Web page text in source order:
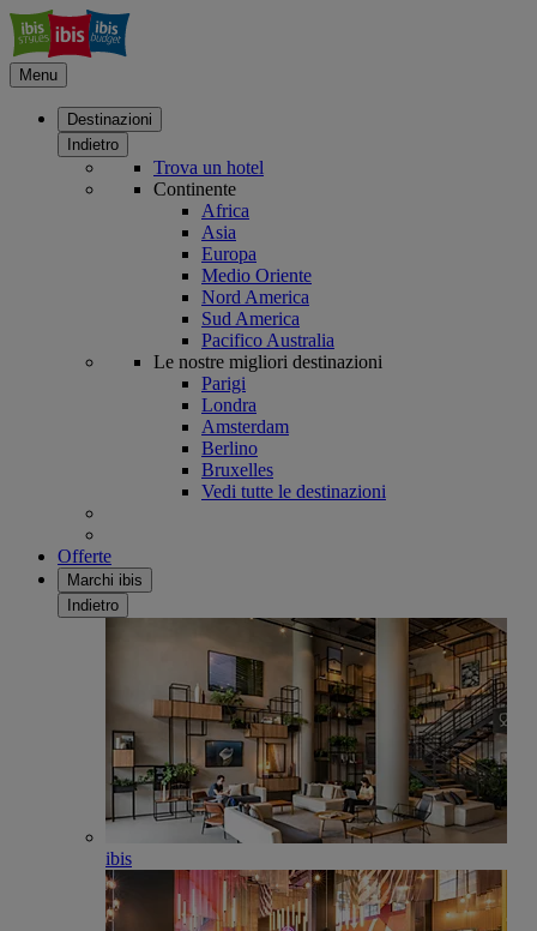
Menu
Destinazioni
Indietro
Trova un hotel
Continente
Africa
Asia
Europa
Medio Oriente
Nord America
Sud America
Pacifico Australia
Le nostre migliori destinazioni
Parigi
Londra
Amsterdam
Berlino
Bruxelles
Vedi tutte le destinazioni
Offerte
Marchi ibis
Indietro
ibis